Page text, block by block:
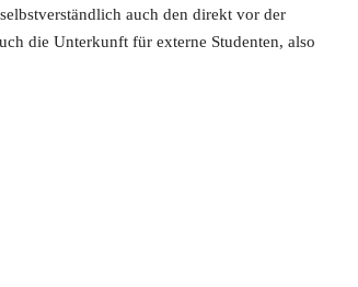
auch den direkt vor der
die Unterkunft für externe Studenten, also